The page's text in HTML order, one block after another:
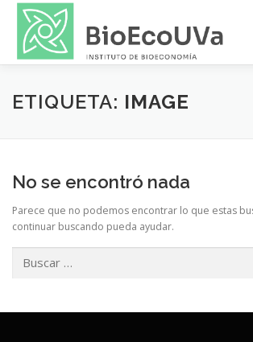
Saltar
contenido
INVESTIGACIÓN PUBLICACIONES
ETIQUETA: IMAGE
No se encontró nada
Parece que no podemos encontrar lo que estas
continuar buscando pueda ayudar.